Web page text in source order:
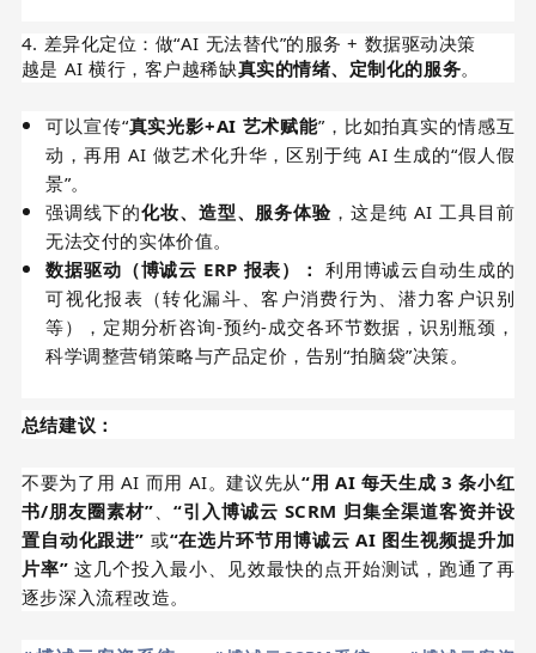
4. 差异化定位：做“AI 无法替代”的服务 + 数据驱动决策
越是 AI 横行，客户越稀缺真实的情绪、定制化的服务。
可以宣传“真实光影+AI 艺术赋能”，比如拍真实的情感互
动，再用 AI 做艺术化升华，区别于纯 AI 生成的“假人假
景”。
强调线下的化妆、造型、服务体验 ，这是纯 AI 工具目前
无法交付的实体价值。
数据驱动（博诚云 ERP 报表）： 利用博诚云自动生成的
可视化报表（转化漏斗、客户消费行为、潜力客户识别
等），定期分析咨询-预约-成交各环节数据，识别瓶颈，
科学调整营销策略与产品定价，告别“拍脑袋”决策。
总结建议：
不要为了用 AI 而用 AI。建议先从“用 AI 每天生成 3 条小红
书/朋友圈素材”
“引入博诚云 SCRM 归集全渠道客资并设
置自动化跟进” 或“在选片环节用博诚云 AI 图生视频提升加
片率” 这几个投入最小、见效最快的点开始测试，跑通了再
逐步深入流程改造。